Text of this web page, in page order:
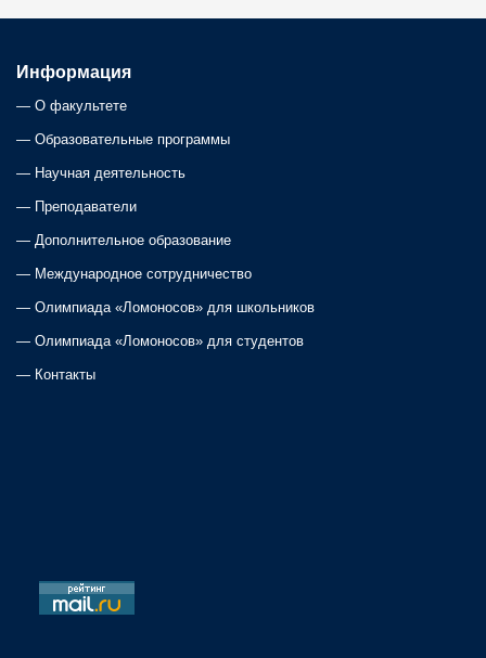
Информация
— О факультете
— Образовательные программы
— Научная деятельность
— Преподаватели
— Дополнительное образование
— Международное сотрудничество
— Олимпиада «Ломоносов» для школьников
— Олимпиада «Ломоносов» для студентов
— Контакты